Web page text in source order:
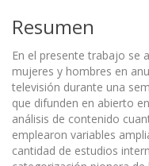
Resumen
En el presente trabajo se
mujeres y hombres en
televisión durante una
que difunden en abierto
análisis de contenido
emplearon variables
cantidad de estudios